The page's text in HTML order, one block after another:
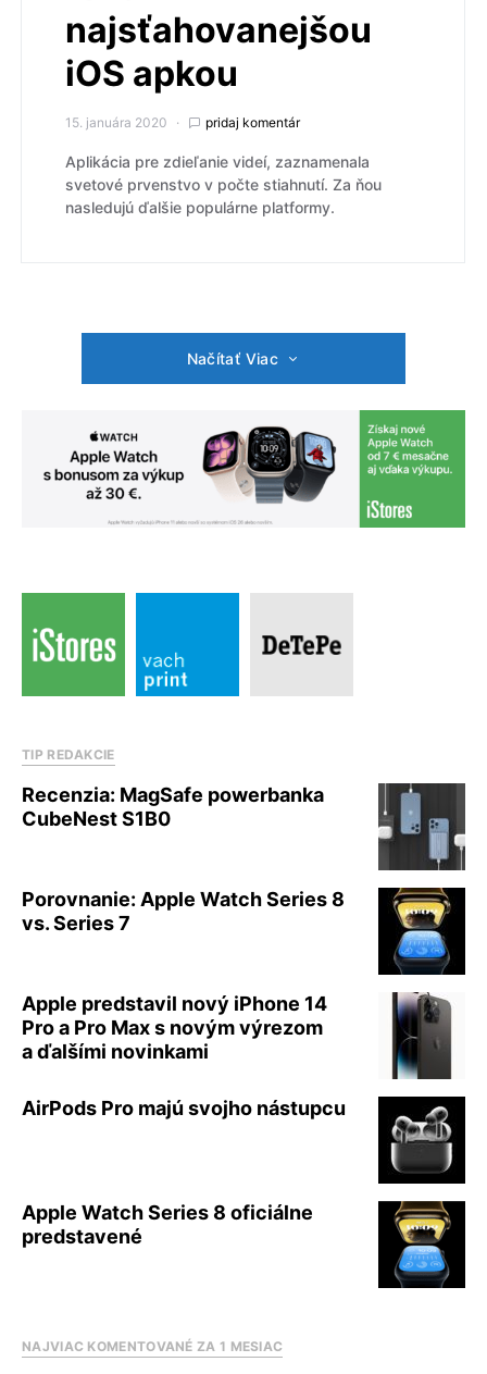
najsťahovanejšou
iOS apkou
15. januára 2020 pridaj komentár
Aplikácia pre zdieľanie videí, zaznamenala
svetové prvenstvo v počte stiahnutí. Za ňou
nasledujú ďalšie populárne platformy.
Načítať Viac
TIP REDAKCIE
Recenzia: MagSafe powerbanka
CubeNest S1B0
Porovnanie: Apple Watch Series 8
vs. Series 7
Apple predstavil nový iPhone 14
Pro a Pro Max s novým výrezom
a ďalšími novinkami
AirPods Pro majú svojho nástupcu
Apple Watch Series 8 oficiálne
predstavené
NAJVIAC KOMENTOVANÉ ZA 1 MESIAC